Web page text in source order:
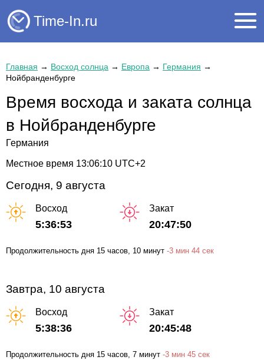
Time-In.ru
Главная → Восход солнца → Европа → Германия →
Нойбранденбурге
Время восхода и заката солнца
в Нойбранденбурге
Германия
Местное время 13:06:11UTC+2
Сегодня, 9 августа
Восход
5:36:53
Закат
20:47:50
Продолжительность дня 15 часов , 10 минут -3 мин 44 сек
Завтра, 10 августа
Восход
5:38:36
Закат
20:45:48
Продолжительность дня 15 часов, 7 минут -3 мин 45 сек